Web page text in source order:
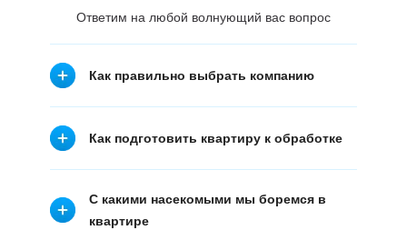
Ответим на любой волнующий вас вопрос
Как правильно выбрать компанию
Как подготовить квартиру к обработке
С какими насекомыми мы боремся в
квартире